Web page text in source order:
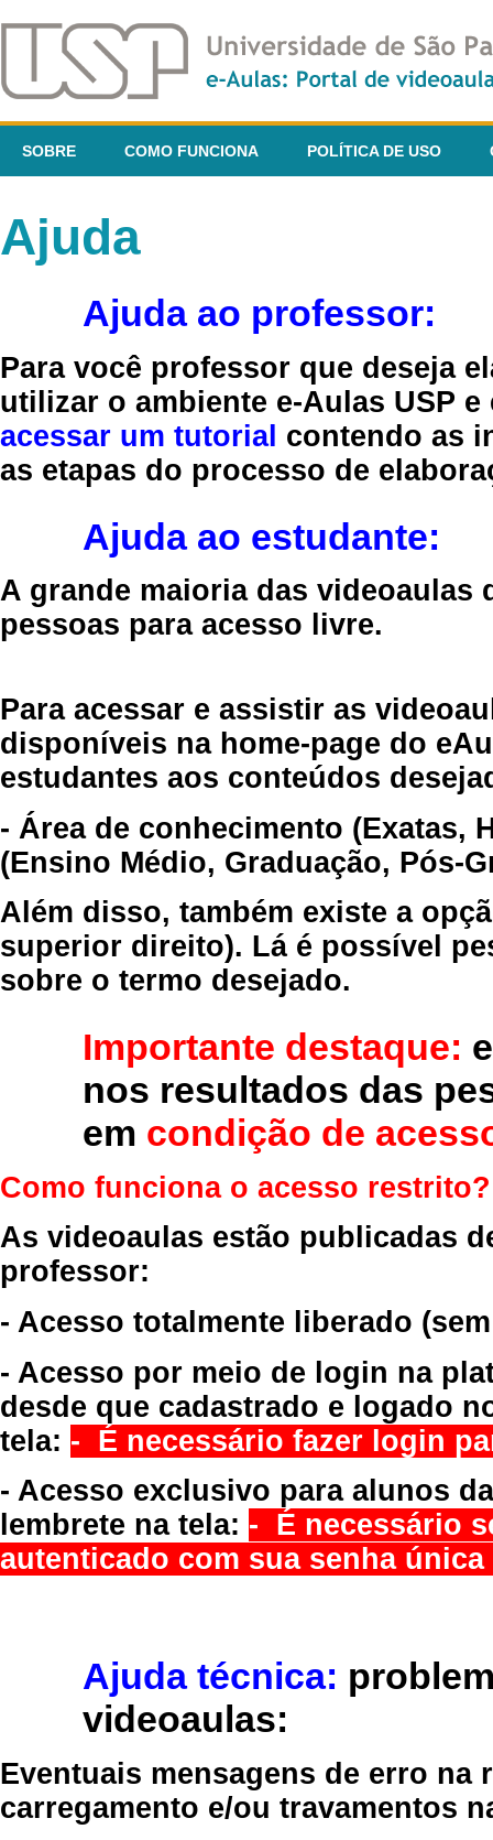
SOBRE COMO FUNCIONA POLÍTICA DE USO
Ajuda
Ajuda ao professor:
Para você professor que deseja
utilizar o ambiente e-Aulas USP
acessar um tutorial contendo as
as etapas do processo de
Ajuda ao estudante:
A grande maioria das videoaulas
pessoas para acesso livre.
Para acessar e assistir as
disponíveis na home-page do
estudantes aos conteúdos
- Área de conhecimento (Exatas,
(Ensino Médio, Graduação, Pós-
Além disso, também existe a
superior direito). Lá é possível
sobre o termo desejado.
Importante destaque:
nos resultados das
em condição de
Como funciona o acesso restrito?
As videoaulas estão publicadas
professor:
- Acesso totalmente liberado
- Acesso por meio de login na
desde que cadastrado e logado
tela: - É necessário fazer login
- Acesso exclusivo para alunos
lembrete na tela: - É necessário
autenticado com sua senha
Ajuda técnica:
videoaulas:
Eventuais mensagens de erro
carregamento e/ou travamentos